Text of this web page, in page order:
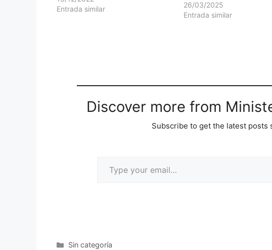
pastor. Muchos creen que una
Entrada similar
26/03/2025
Entrada similar
Discover more from
Subscribe to get the latest posts
Sin categoría